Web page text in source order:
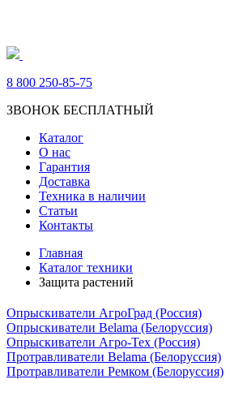
8 800 250-85-75
ЗВОНОК БЕСПЛАТНЫЙ
Каталог
О нас
Гарантия
Доставка
Техника в наличии
Статьи
Контакты
Главная
Каталог техники
Защита растений
Опрыскиватели АгроГрад (Россия)
Опрыскиватели Belama (Белоруссия)
Опрыскиватели Агро-Тех (Россия)
Протравливатели Belama (Белоруссия)
Протравливатели Ремком (Белоруссия)